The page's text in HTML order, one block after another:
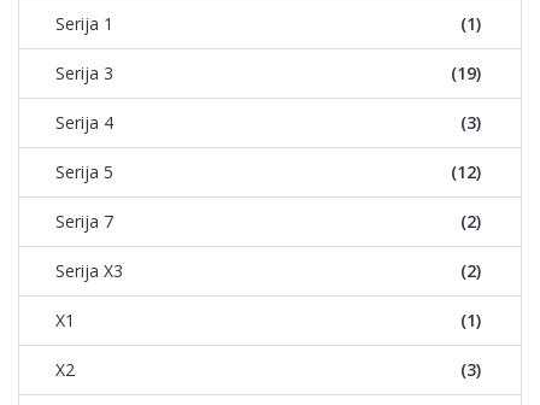
Serija 1 (1)
Serija 3 (19)
Serija 4 (3)
Serija 5 (12)
Serija 7 (2)
Serija X3 (2)
X1 (1)
X2 (3)